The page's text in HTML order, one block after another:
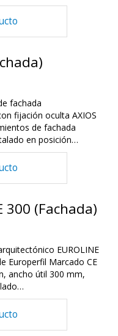
fachada
fijación oculta AXIOS
de fachada
en posición…
300 (Fachada)
EUROLINE
Europerfil Marcado CE
ancho útil 300 mm,